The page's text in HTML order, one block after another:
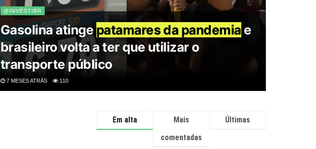
@INVESTIBR
Gasolina atinge patamares da pandemia e
brasileiro volta a ter que utilizar o
transporte público
7 MESES ATRÁS 110
Em alta
Mais
comentadas
Últimas